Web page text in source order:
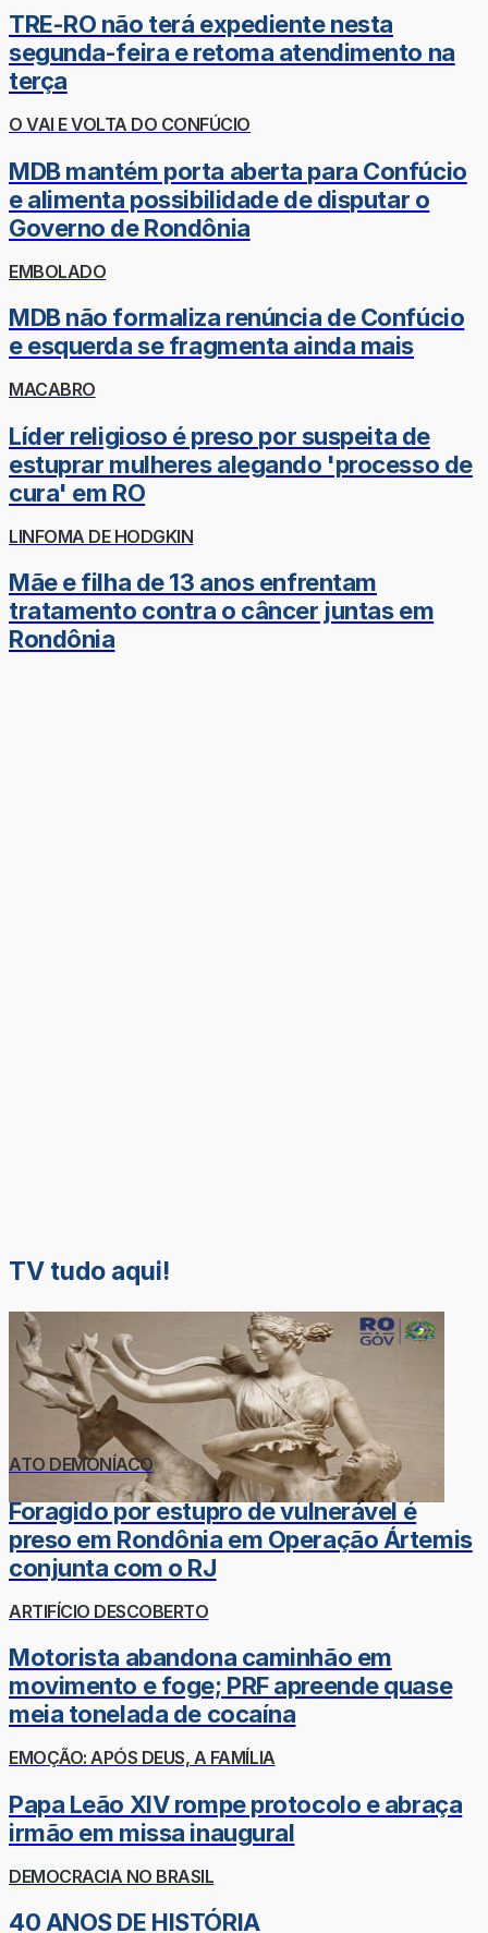
TRE-RO não terá expediente nesta
segunda-feira e retoma atendimento na
terça
O VAI E VOLTA DO CONFÚCIO
MDB mantém porta aberta para Confúcio
e alimenta possibilidade de disputar o
Governo de Rondônia
EMBOLADO
MDB não formaliza renúncia de Confúcio
e esquerda se fragmenta ainda mais
MACABRO
Líder religioso é preso por suspeita de
estuprar mulheres alegando 'processo de
cura' em RO
LINFOMA DE HODGKIN
Mãe e filha de 13 anos enfrentam
tratamento contra o câncer juntas em
Rondônia
TV tudo aqui!
ATO DEMONÍACO
Foragido por estupro de vulnerável é
preso em Rondônia em Operação Ártemis
conjunta com o RJ
ARTIFÍCIO DESCOBERTO
Motorista abandona caminhão em
movimento e foge; PRF apreende quase
meia tonelada de cocaína
EMOÇÃO: APÓS DEUS, A FAMÍLIA
Papa Leão XIV rompe protocolo e abraça
irmão em missa inaugural
DEMOCRACIA NO BRASIL
40 ANOS DE HISTÓRIA